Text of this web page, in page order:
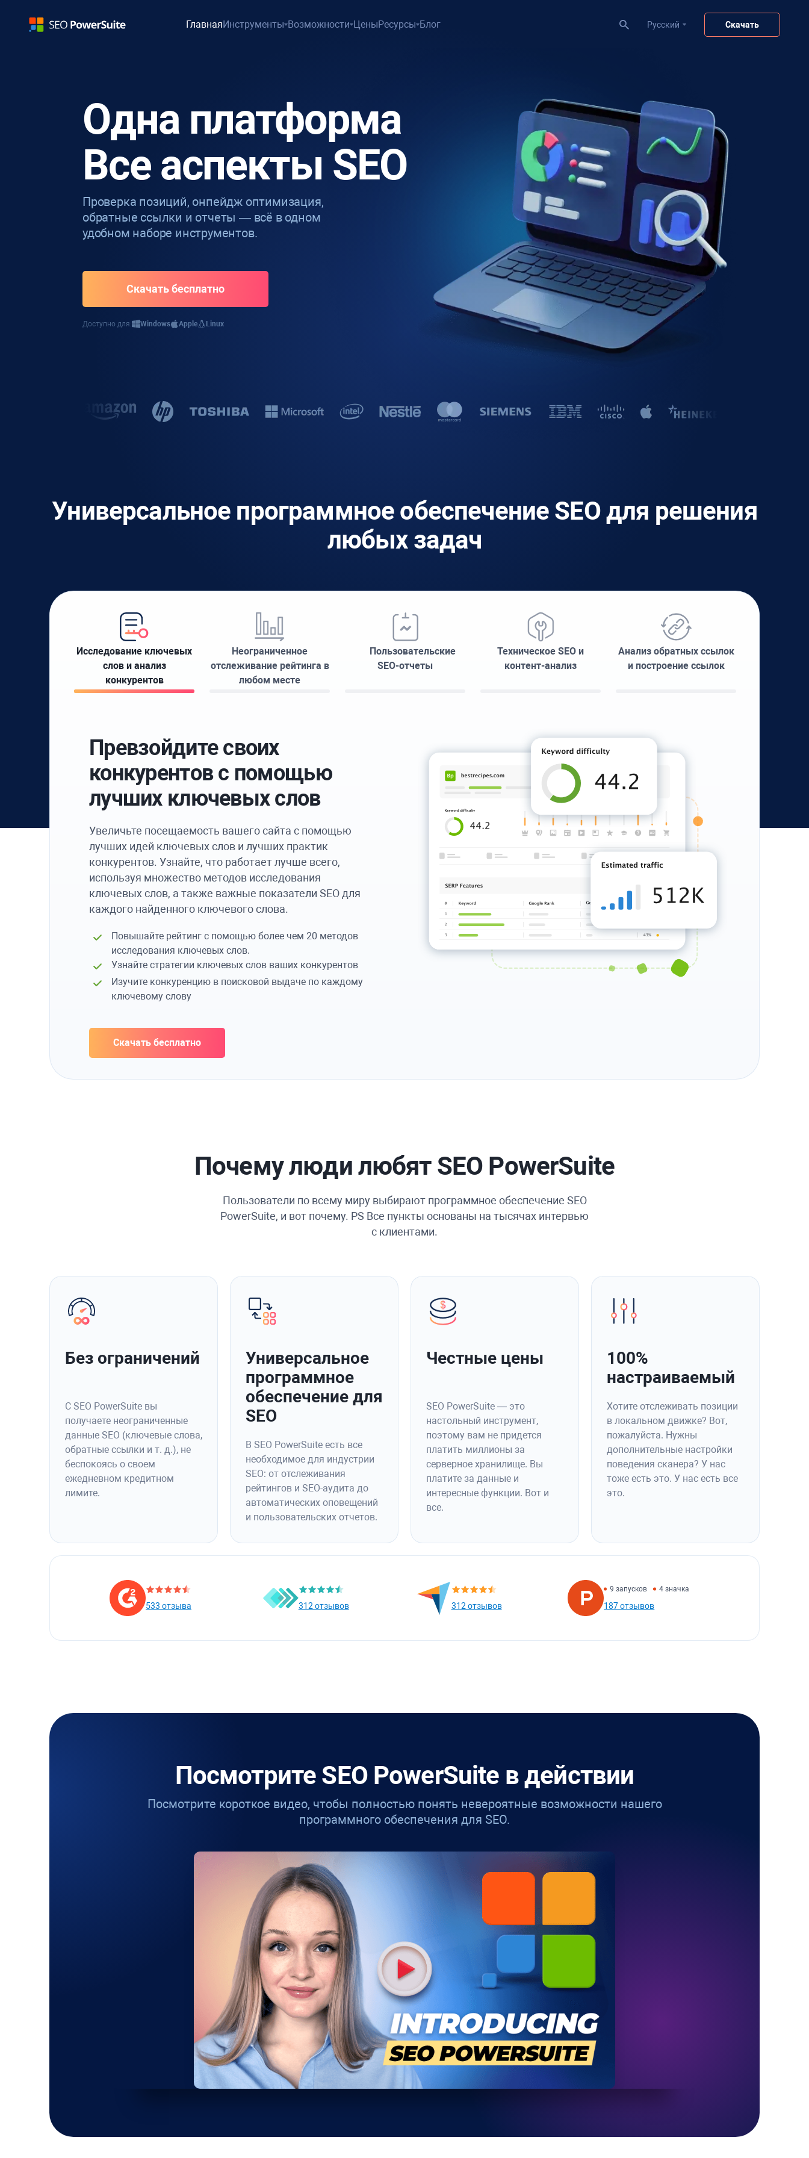
ГлавнаяИнструменты Возможности ЦеныРесурсы Блог Pусский Скачать
Одна платформа
Все аспекты SEO
Проверка позиций, онпейдж оптимизация,
обратные ссылки и отчеты — всё в одном
удобном наборе инструментов.
Скачать бесплатно
Доступно для: Windows Apple Linux
Универсальное программное обеспечение SEO для решения
любых задач
Исследование ключевых
слов и анализ
конкурентов
Неограниченное
отслеживание рейтинга в
любом месте
Пользовательские
SEO-отчеты
Техническое SEO и
контент-анализ
Анализ обратных ссылок
и построение ссылок
Превзойдите своих
конкурентов с помощью
лучших ключевых слов
Увеличьте посещаемость вашего сайта с помощью
лучших идей ключевых слов и лучших практик
конкурентов. Узнайте, что работает лучше всего,
используя множество методов исследования
ключевых слов, а также важные показатели SEO для
каждого найденного ключевого слова.
Повышайте рейтинг с помощью более чем 20 методов
исследования ключевых слов.
Узнайте стратегии ключевых слов ваших конкурентов
Изучите конкуренцию в поисковой выдаче по каждому
ключевому слову
Скачать бесплатно
Почему люди любят SEO PowerSuite
Пользователи по всему миру выбирают программное обеспечение SEO
PowerSuite, и вот почему. PS Все пункты основаны на тысячах интервью
с клиентами.
Без ограничений
С SEO PowerSuite вы
получаете неограниченные
данные SEO (ключевые слова,
обратные ссылки и т. д.), не
беспокоясь о своем
ежедневном кредитном
лимите.
Универсальное
программное
обеспечение для
SEO
В SEO PowerSuite есть все
необходимое для индустрии
SEO: от отслеживания
рейтингов и SEO-аудита до
автоматических оповещений
и пользовательских отчетов.
Честные цены
SEO PowerSuite — это
настольный инструмент,
поэтому вам не придется
платить миллионы за
серверное хранилище. Вы
платите за данные и
интересные функции. Вот и
все.
100%
настраиваемый
Хотите отслеживать позиции
в локальном движке? Вот,
пожалуйста. Нужны
дополнительные настройки
поведения сканера? У нас
тоже есть это. У нас есть все
это.
533 отзыва 312 отзывов 312 отзывов
9 запусков 4 значка
187 отзывов
Посмотрите SEO PowerSuite в действии
Посмотрите короткое видео, чтобы полностью понять невероятные возможности нашего
программного обеспечения для SEO.